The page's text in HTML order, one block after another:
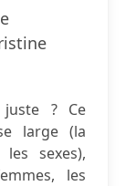
juste ? Ce
large (la
sexes),
les